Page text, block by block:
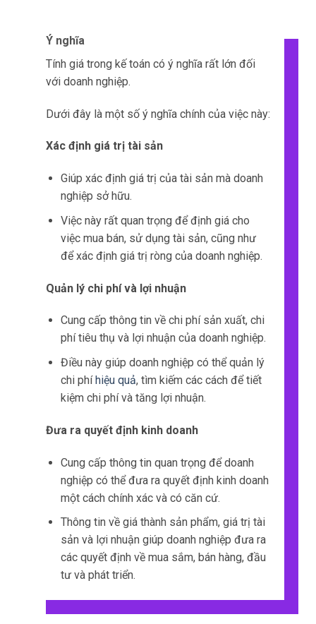
Ưu điểm
Dễ hiểu và áp dụng.
Phù hợp cho các doanh nghiệp có quy mô
Cân nhắc được yếu tố thời gian.
Phù hợp cho các ngành hàng có biến động
về giá thành.
Phù hợp cho các ngành hàng có ngày hết
hạn sử dụng.
Phù hợp cho các ngành hàng có ngày hết
chi phí.
Dễ áp dụng cho các doanh nghiệp có quy
mô lớn.
Hạn chế
gian sử dụng vàchất lượng.
Không phù hợp cho các ngành hàng có biến
động cao về giá thành.
Không xem xét các yếu tố khác như
chất
lượng
và nguyên liệu sử dụng.
Không xem xét yếu tố thời gian và chất
Không áp dụng được cho các ngành hàng